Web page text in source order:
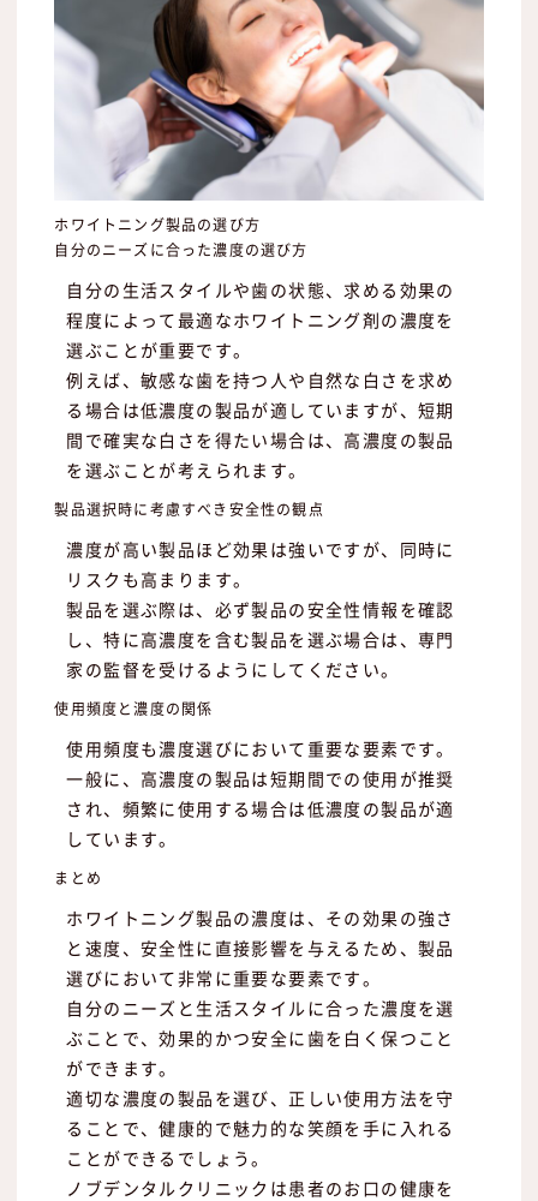
ホワイトニング製品の選び方
自分のニーズに合った濃度の選び方
自分の生活スタイルや歯の状態、求める効果の
程度によって最適なホワイトニング剤の濃度を
選ぶことが重要です。
例えば、敏感な歯を持つ人や自然な白さを求め
る場合は低濃度の製品が適していますが、短期
間で確実な白さを得たい場合は、高濃度の製品
を選ぶことが考えられます。
製品選択時に考慮すべき安全性の観点
濃度が高い製品ほど効果は強いですが、同時に
リスクも高まります。
製品を選ぶ際は、必ず製品の安全性情報を確認
し、特に高濃度を含む製品を選ぶ場合は、専門
家の監督を受けるようにしてください。
使用頻度と濃度の関係
使用頻度も濃度選びにおいて重要な要素です。
一般に、高濃度の製品は短期間での使用が推奨
され、頻繁に使用する場合は低濃度の製品が適
しています。
まとめ
ホワイトニング製品の濃度は、その効果の強さ
と速度、安全性に直接影響を与えるため、製品
選びにおいて非常に重要な要素です。
自分のニーズと生活スタイルに合った濃度を選
ぶことで、効果的かつ安全に歯を白く保つこと
ができます。
適切な濃度の製品を選び、正しい使用方法を守
ることで、健康的で魅力的な笑顔を手に入れる
ことができるでしょう。
ノブデンタルクリニックは患者のお口の健康を